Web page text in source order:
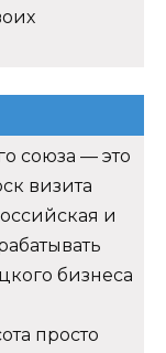
союза — это
визита
и
бизнеса
просто